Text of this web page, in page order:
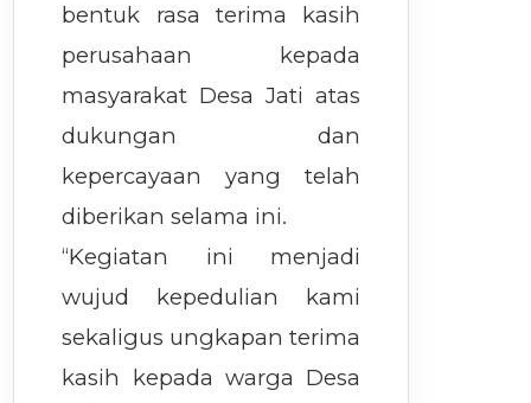
bentuk rasa terima kasih
perusahaan kepada
masyarakat Desa Jati atas
dukungan dan
kepercayaan yang telah
diberikan selama ini.
“Kegiatan ini menjadi
wujud kepedulian kami
sekaligus ungkapan terima
kasih kepada warga Desa